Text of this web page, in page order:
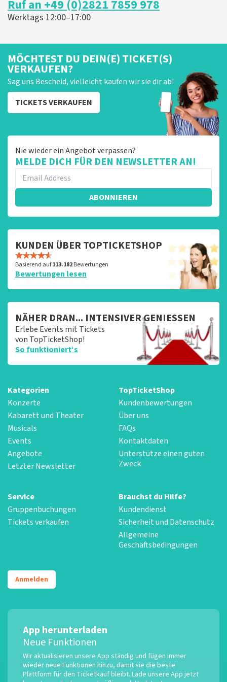
er een andere naam op het ticket staat. Dit komt
doordat wij een wederverkoper zijn. Gelukkig heeft dit
geen invloed op uw toegang tot het evenement. Wij
fantastische avond heeft gehad. Met vriendelijke
groeten, Martijn Topticketshop
Ruf an +49 (0)2821 7859 978
Werktags 12:00–17:00
MÖCHTEST DU DEIN(E) TICKET(S)
VERKAUFEN?
Sag uns Bescheid, vielleicht kaufen wir sie dir ab!
TICKETS VERKAUFEN
Nie wieder ein Angebot verpassen?
MELDE DICH FÜR DEN NEWSLETTER AN!
ABONNIEREN
KUNDEN ÜBER TOPTICKETSHOP
Basierend auf113.182Bewertungen
Bewertungen lesen
NÄHER DRAN... INTENSIVER GENIESSEN
Erlebe Events mit Tickets
von TopTicketShop!
So funktioniert‘s
Kategorien
Konzerte
Kabarett und Theater
Musicals
Events
Angebote
Letzter Newsletter
TopTicketShop
Kundenbewertungen
Über uns
FAQs
Kontaktdaten
Unterstütze einen guten
Zweck
Service
Gruppenbuchungen
Tickets verkaufen
Brauchst du Hilfe?
Kundendienst
Sicherheit und Datenschutz
Allgemeine
Geschäftsbedingungen
Anmelden
App herunterladen
Neue Funktionen
Wir aktualisieren unsere App ständig und fügen immer
wieder neue Funktionen hinzu, damit sie die beste
Plattform für den Ticketkauf bleibt. Lade unsere App jetzt